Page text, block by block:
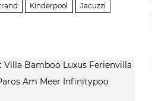
Kinderpool Jacuzzi